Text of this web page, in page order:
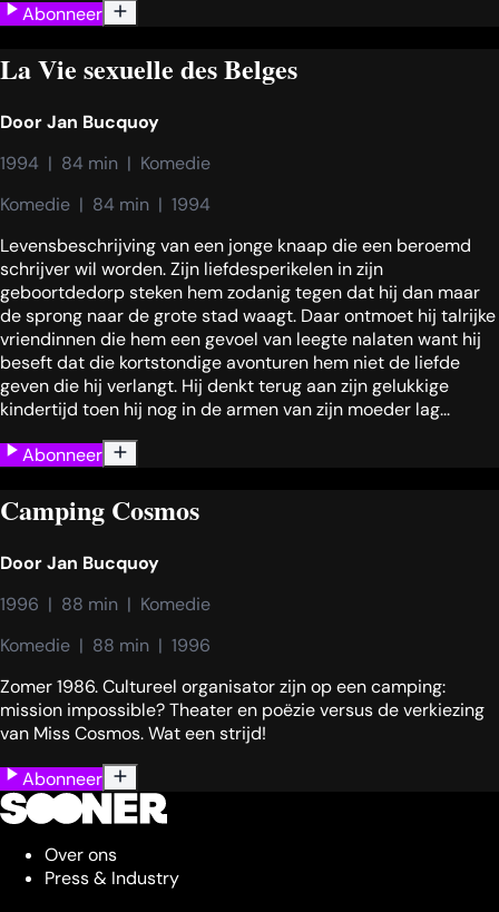
Abonneer
La Vie sexuelle des Belges
DoorJan Bucquoy
1994  |  84 min  |  Komedie
Komedie  |  84 min  |  1994
Levensbeschrijving van een jonge knaap die een beroemd
schrijver wil worden. Zijn liefdesperikelen in zijn
geboortdedorp steken hem zodanig tegen dat hij dan maar
de sprong naar de grote stad waagt. Daar ontmoet hij talrijke
vriendinnen die hem een gevoel van leegte nalaten want hij
beseft dat die kortstondige avonturen hem niet de liefde
geven die hij verlangt. Hij denkt terug aan zijn gelukkige
kindertijd toen hij nog in de armen van zijn moeder lag...
Abonneer
Camping Cosmos
DoorJan Bucquoy
1996  |  88 min  |  Komedie
Komedie  |  88 min  |  1996
Zomer 1986. Cultureel organisator zijn op een camping:
mission impossible? Theater en poëzie versus de verkiezing
van Miss Cosmos. Wat een strijd!
Abonneer
Over ons
Press & Industry